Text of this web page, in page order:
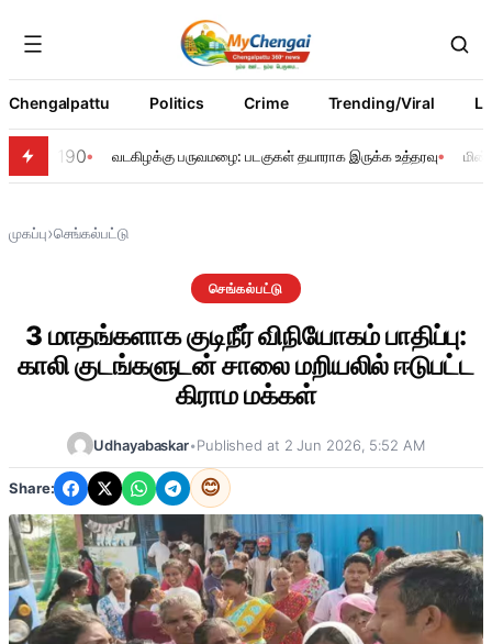
Chengalpattu Politics Crime Trending/Viral
190 வடகிழக்கு பருவமழை: படகுகள் தயாராக இருக்க உத்தரவு
முகப்பு›செங்கல்பட்டு
செங்கல்பட்டு
3 மாதங்களாக குடிநீர் விநியோகம் பாதிப்பு:
காலி குடங்களுடன் சாலை மறியலில் ஈடுபட்ட
கிராம மக்கள்
Udhayabaskar•Published at 2 Jun 2026, 5:52 AM
Share: 😊